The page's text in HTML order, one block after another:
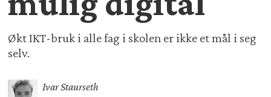
Økt IKT-bruk i alle fag i skolen er ikke et mål i seg
selv.
Ivar Staurseth